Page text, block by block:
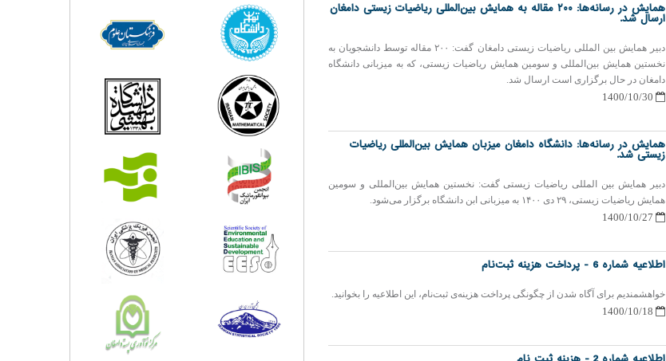
همایش در رسانه‌ها: ۲۰۰ مقاله به همایش بین‌المللی ریاضیات زیستی دامغان
ارسال شد.
دبیر همایش بین المللی ریاضیات زیستی دامغان گفت: ۲۰۰ مقاله توسط دانشجویان به
نخستین همایش بین‌المللی و سومین همایش ریاضیات زیستی، که به میزبانی دانشگاه
دامغان در حال برگزاری است ارسال شد.
همایش در رسانه‌ها: دانشگاه دامغان میزبان همایش بین‌المللی ریاضیات
زیستی شد.
دبیر همایش بین المللی ریاضیات زیستی گفت: نخستین همایش بین‌المللی و سومین
همایش ریاضیات زیستی، ۲۹ دی ١۴٠٠ به میزبانی ابن دانشگاه برگزار می‌شود.
اطلاعیه شماره 6 - پرداخت هزینه ثبت‌نام
خواهشمندیم برای آگاه شدن از چگونگی پرداخت هزینه‌ی ثبت‌نام، این اطلاعیه را بخوانید.